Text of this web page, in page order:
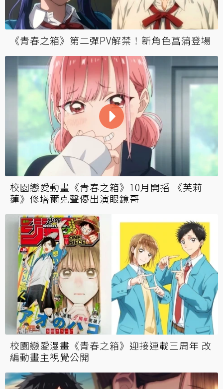
《青春之箱》第二彈PV解禁！新角色菖蒲登場
校園戀愛動畫《青春之箱》10月開播 《芙莉
蓮》修塔爾克聲優出演眼鏡哥
校園戀愛漫畫《青春之箱》迎接連載三周年 改
編動畫主視覺公開